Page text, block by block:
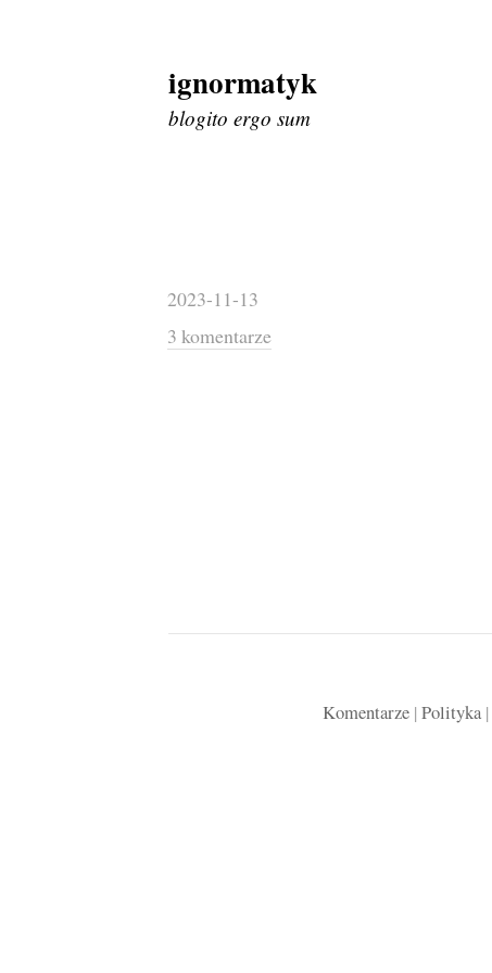
Skip
to
content
ignormatyk
blogito ergo sum
2023-11-13
3 komentarze
Komentarze| Polityka|